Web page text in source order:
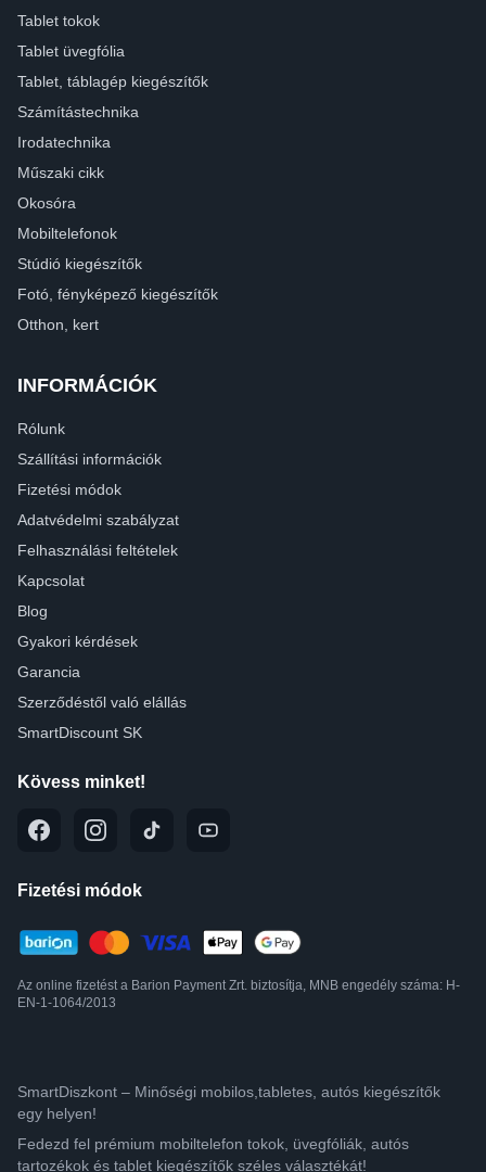
Tablet tokok
Tablet üvegfólia
Tablet, táblagép kiegészítők
Számítástechnika
Irodatechnika
Műszaki cikk
Okosóra
Mobiltelefonok
Stúdió kiegészítők
Fotó, fényképező kiegészítők
Otthon, kert
INFORMÁCIÓK
Rólunk
Szállítási információk
Fizetési módok
Adatvédelmi szabályzat
Felhasználási feltételek
Kapcsolat
Blog
Gyakori kérdések
Garancia
Szerződéstől való elállás
SmartDiscount SK
Kövess minket!
Fizetési módok
Az online fizetést a Barion Payment Zrt. biztosítja, MNB engedély száma: H-
EN-1-1064/2013
SmartDiszkont – Minőségi mobilos,tabletes, autós kiegészítők
egy helyen!
Fedezd fel prémium mobiltelefon tokok, üvegfóliák, autós
tartozékok és tablet kiegészítők széles választékát!